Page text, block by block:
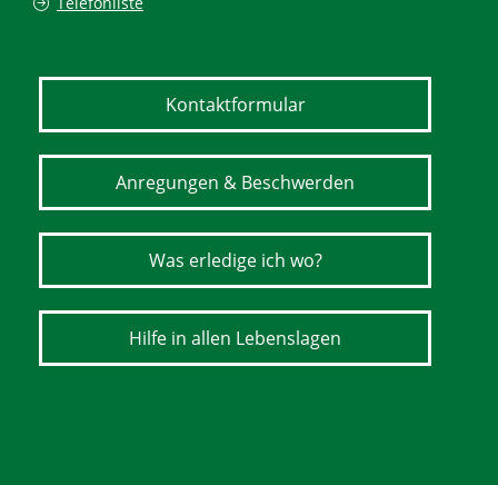
Kontaktformular
Anregungen & Beschwerden
Was erledige ich wo?
Hilfe in allen Lebenslagen